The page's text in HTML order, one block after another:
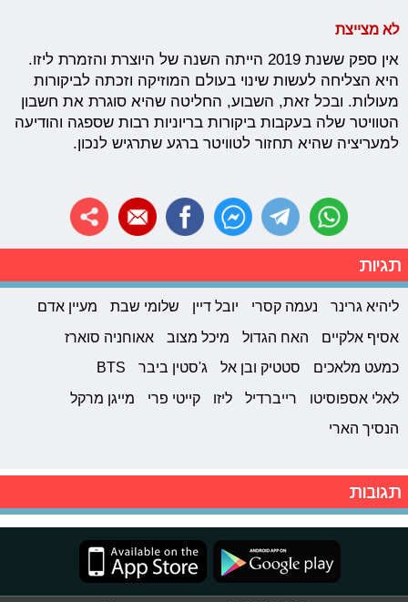
לא מצייצת
אין ספק ששנת 2019 הייתה השנה של היוצרת והזמרת ליזו.
היא הצליחה לעשות שינוי בעולם המוזיקה וזכתה לביקורות
מעולות. ובכל זאת, השבוע, החליטה שהיא סוגרת את חשבון
הטוויטר שלה בעקבות ביקורות בריוניות רבות שספגה והודיעה
למעריציה שהיא תחזור לטוויטר ברגע שתרגיש לנכון.
תגיות
ליהיא גרינר נעמה קסרי יובל דיין שלומי שבת
מעיין אדם
אסיף אלקיים
האח הגדול מיכל מצוב
אאוחניה סוארז
כמעט מלאכים
סטטיק ובן אל ג'סטין ביבר
BTS
לאלי אספוסיטו
רייברדיל ליזו קייטי פרי
מייגן מרקל
הנסיך הארי
תגובות